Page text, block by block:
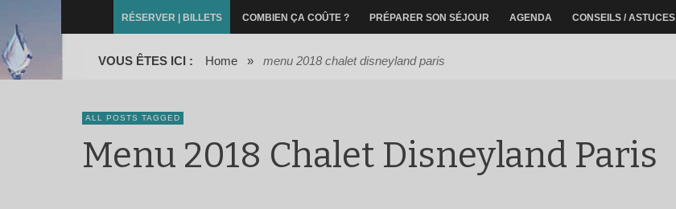
RÉSERVER | BILLETS COMBIEN ÇA COÛTE ? PRÉPARER SON SÉJOUR AGENDA CONSEILS / ASTUCES
VOUS ÊTES ICI : Home » menu 2018 chalet disneyland paris
ALL POSTS TAGGED
Menu 2018 Chalet Disneyland Paris